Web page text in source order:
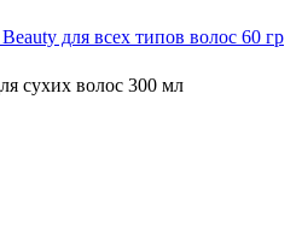
для всех типов волос 60 гр